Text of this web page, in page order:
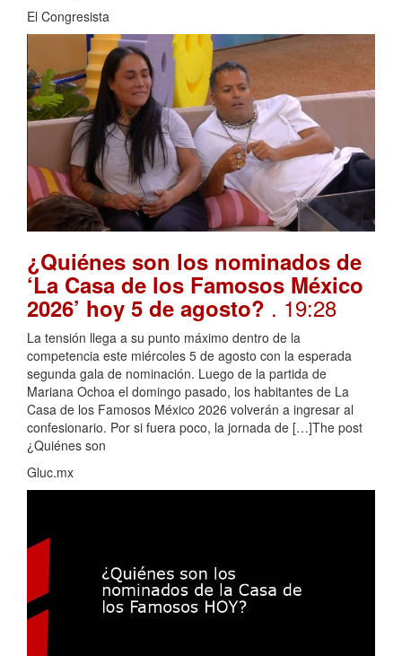
El Congresista
¿Quiénes son los nominados de
‘La Casa de los Famosos México
2026’ hoy 5 de agosto? . 19:28
La tensión llega a su punto máximo dentro de la
competencia este miércoles 5 de agosto con la esperada
segunda gala de nominación. Luego de la partida de
Mariana Ochoa el domingo pasado, los habitantes de La
Casa de los Famosos México 2026 volverán a ingresar al
confesionario. Por si fuera poco, la jornada de […]The post
¿Quiénes son
Gluc.mx